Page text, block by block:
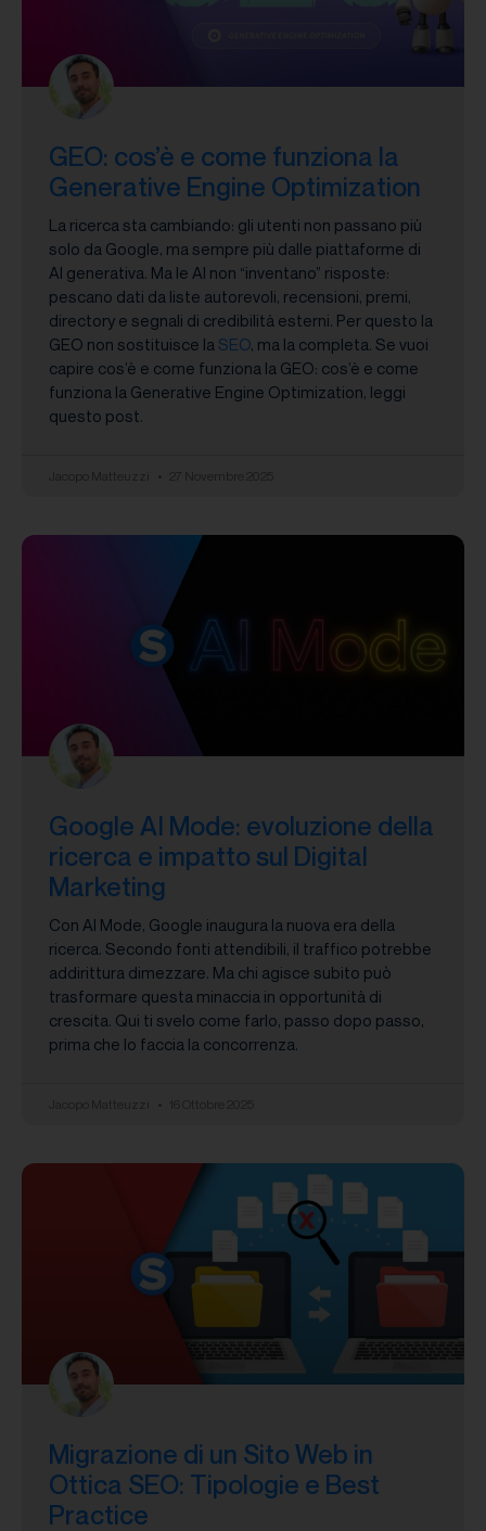
GEO: cos’è e come funziona la
Generative Engine Optimization
La ricerca sta cambiando: gli utenti non passano più
solo da Google, ma sempre più dalle piattaforme di
AI generativa. Ma le AI non “inventano” risposte:
pescano dati da liste autorevoli, recensioni, premi,
directory e segnali di credibilità esterni. Per questo la
GEO non sostituisce la SEO, ma la completa. Se vuoi
capire cos’è e come funziona la GEO: cos’è e come
funziona la Generative Engine Optimization, leggi
questo post.
Google AI Mode: evoluzione della
ricerca e impatto sul Digital
Marketing
Con AI Mode, Google inaugura la nuova era della
ricerca. Secondo fonti attendibili, il traffico potrebbe
addirittura dimezzare. Ma chi agisce subito può
trasformare questa minaccia in opportunità di
crescita. Qui ti svelo come farlo, passo dopo passo,
prima che lo faccia la concorrenza.
Migrazione di un Sito Web in
Ottica SEO: Tipologie e Best
Practice